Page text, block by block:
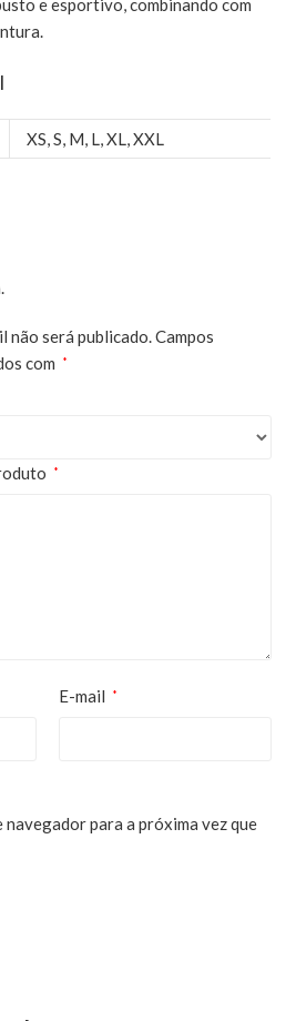
e esportivo, combinando com
XS,S, M, L,XL,XXL
não será publicado.Campos
com
*
*
E-mail *
navegador para a próxima vez que